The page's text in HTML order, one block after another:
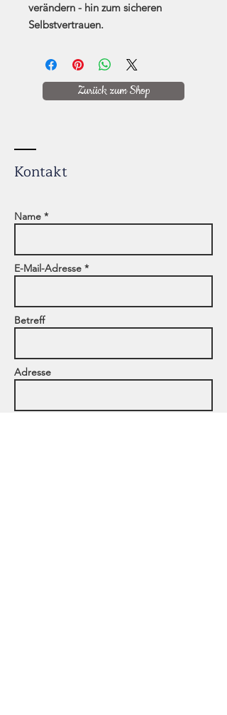
verändern - hin zum sicheren
Selbstvertrauen.
Zurück zum Shop
Kontakt
Name *
E-Mail-Adresse *
Betreff
Adresse